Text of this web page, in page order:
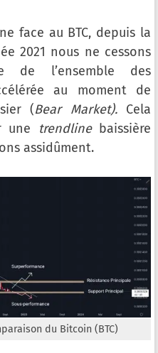
face au BTC, depuis la
2021 nous ne cessons
de l’ensemble des
au moment de
(Bear Market).Cela
une
trendline baissière
assidûment.
du Bitcoin (BTC)